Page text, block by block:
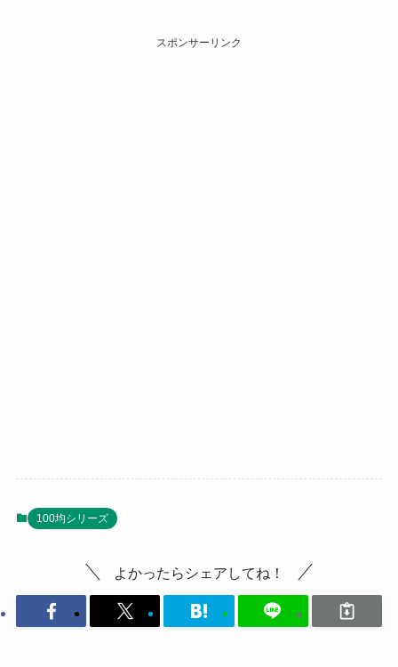
スポンサーリンク
100均シリーズ
よかったらシェアしてね！